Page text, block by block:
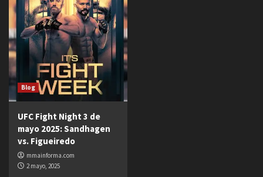
Blog
UFC Fight Night 3 de
mayo 2025: Sandhagen
vs. Figueiredo
mmainforma.com
2 mayo, 2025